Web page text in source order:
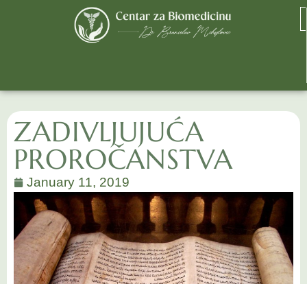
ZADIVLJUJUĆA
PROROČANSTVA
January 11, 2019